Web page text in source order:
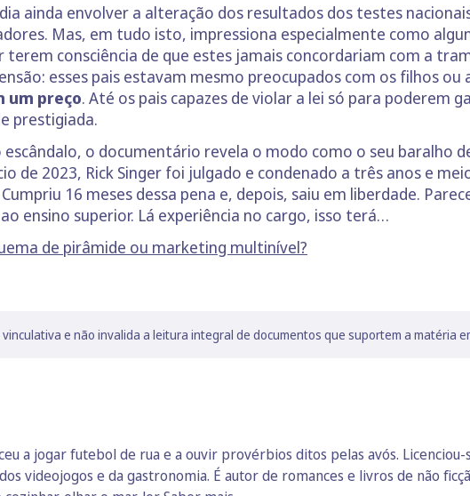
ainda envolver a alteração dos resultados dos testes
Mas, em tudo isto, impressiona especialmente como
terem consciência de que estes jamais concordariam com a
esses pais estavam mesmo preocupados com os filhos
um preço. Até os pais capazes de violar a lei só para poderem
prestigiada.
o documentário revela o modo como o seu baralho
de 2023, Rick Singer foi julgado e condenado a três anos e
16 meses dessa pena e, depois, saiu em liberdade.
ensino superior. Lá experiência no cargo, isso terá…
de pirâmide ou marketing multinível?
e não invalida a leitura integral de documentos que suportem a matéria
a jogar futebol de rua e a ouvir provérbios ditos pelas avós. Licenciou-
videojogos e da gastronomia. É autor de romances e livros de não